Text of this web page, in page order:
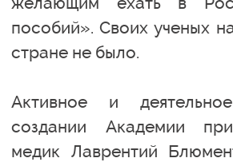
пособий». Своих ученых
стране не было.
Активное и
создании Академии
медик Лаврентий